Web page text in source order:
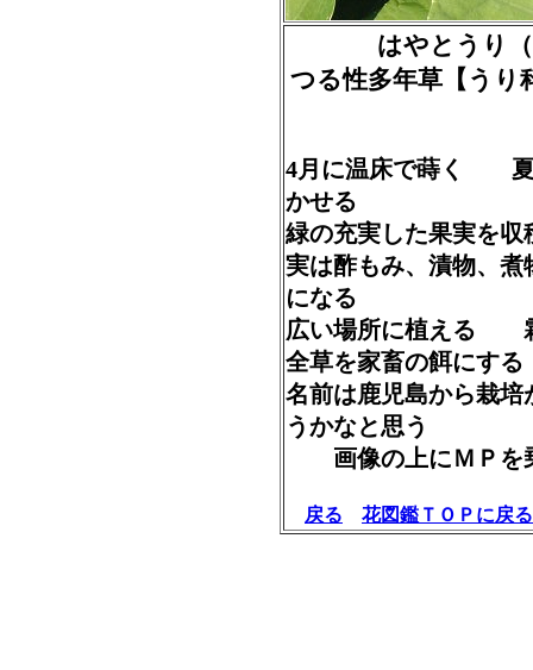
はやとうり
つる性多年草【うり
4月に温床で蒔く 夏
かせる
緑の充実した果実を
実は酢もみ、漬物、
になる
広い場所に植える
全草を家畜の餌にす
名前は鹿児島から栽
うかなと思う
画像の上にＭＰを
戻る 花図鑑ＴＯＰに戻る